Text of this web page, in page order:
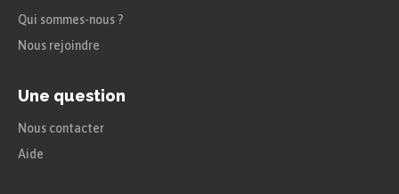
Qui sommes-nous ?
Nous rejoindre
Une question
Nous contacter
Aide